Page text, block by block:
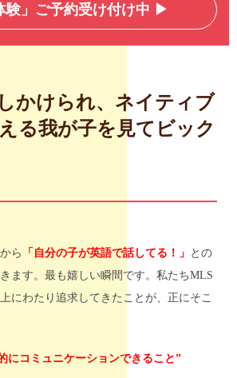
験」ご予約受け付け中 ▶︎
かけられ、ネイティブ
る我が子を見てビック
ら 「自分の子が英語で話してる！」 との
ます。最も嬉しい瞬間です。私たちMLS
にわたり追求してきたことが、正にそこ
にコミュニケーションできること”